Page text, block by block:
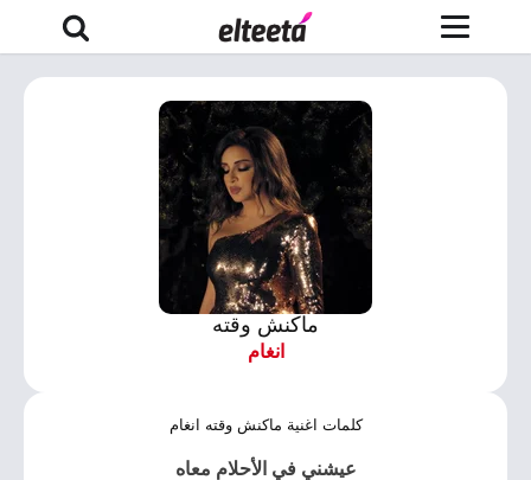
ماكنش وقته
انغام
كلمات اغنية ماكنش وقته انغام
عیشني في الأحلام معاه